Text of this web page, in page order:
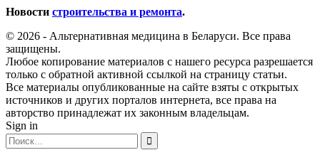
Новости строительства и ремонта.
© 2026 - Альтернативная медицина в Беларуси. Все права
защищены.
Любое копирование материалов с нашего ресурса разрешается
только с обратной активной ссылкой на страницу статьи.
Все материалы опубликованные на сайте взяты с открытых
источников и других порталов интернета, все права на
авторство принадлежат их законным владельцам.
Sign in